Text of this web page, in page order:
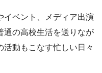
イベント、メディア出演
通の高校生活を送りなが
活動もこなす忙しい日々